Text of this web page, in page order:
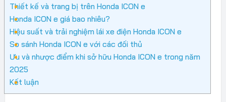
Thiết kế và trang bị trên Honda ICON e
Honda ICON e giá bao nhiêu?
Hiệu suất và trải nghiệm lái xe điện Honda ICON e
So sánh Honda ICON e với các đối thủ
Ưu và nhược điểm khi sở hữu Honda ICON e trong năm
2025
Kết luận